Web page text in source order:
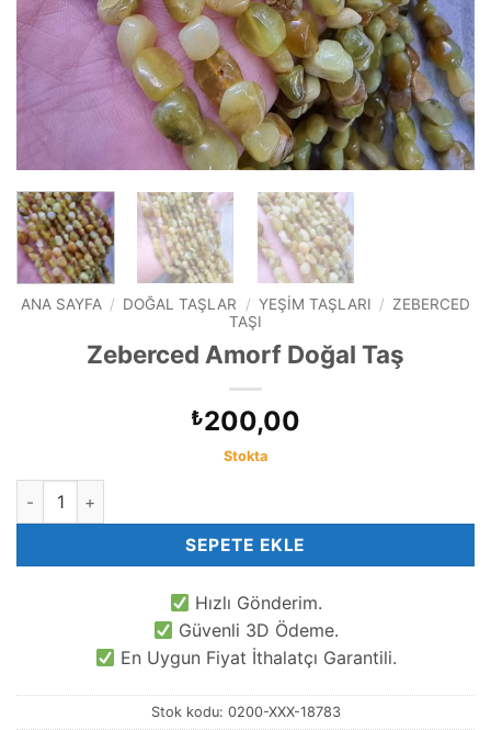
ANA SAYFA / DOĞAL TAŞLAR / YEŞIM TAŞLARI / ZEBERCED
TAŞI
Zeberced Amorf Doğal Taş
₺200,00
Stokta
Zeberced Amorf Doğal Taş adet
SEPETE EKLE
Hızlı Gönderim.
Güvenli 3D Ödeme.
En Uygun Fiyat İthalatçı Garantili.
Stok kodu: 0200-XXX-18783